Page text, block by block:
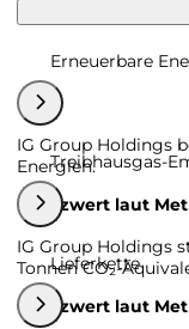
Erneuerbare
IG Group Holdings
Energien.
Grenzwert laut
Treibhausgas-
IG Group Holdings
Tonnen CO₂-
Grenzwert laut
Lieferkette